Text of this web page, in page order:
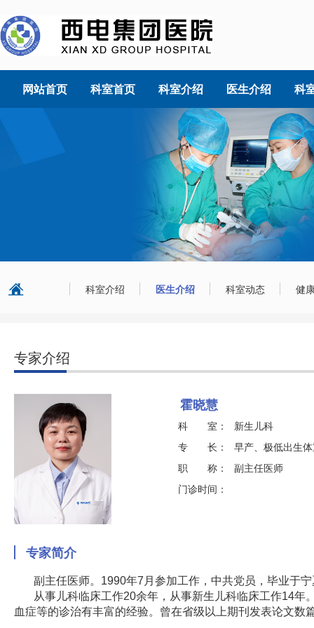
网站首页 科室首页 科室介绍 医生介绍 科
科室介绍 医生介绍 科室动态 健
专家介绍
霍晓慧
科 室：
新生儿科
专 长：
早产、极低出生
职 称：
副主任医师
门诊时间：
专家简介
副主任医师。1990年7月参加工作，中共党员，毕业于
从事儿科临床工作20余年，从事新生儿科临床工作14
血症等的诊治有丰富的经验。曾在省级以上期刊发表论文数